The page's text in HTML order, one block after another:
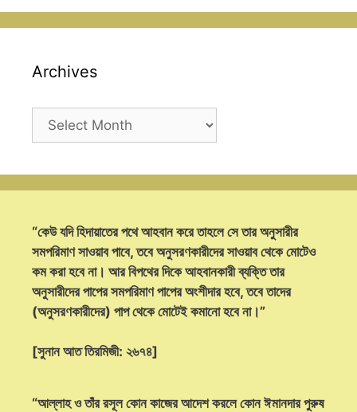
Archives
Archives
“কেউ যদি হিদায়াতের পথে আহবান করে তাহলে সে তার অনুসারীর
সমপরিমাণ সাওয়াব পাবে, তবে অনুসরণকারীদের সাওয়াব থেকে মোটেও
কম করা হবে না। আর বিপথের দিকে আহবানকারী ব্যক্তি তার
অনুসারীদের পাপের সমপরিমাণ পাপের অংশীদার হবে, তবে তাদের
(অনুসরণকারীদের) পাপ থেকে মোটেই কমানো হবে না।”
[সুনান আত তিরমিজী: ২৬৭৪]
“আল্লাহ ও তাঁর রসূল কোন কাজের আদেশ করলে কোন ঈমানদার পুরুষ